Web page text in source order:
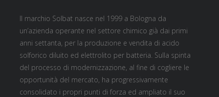
Il marchio Solbat nasce nel 1999 a Bologna da
un’azienda operante nel settore chimico già dai primi
anni settanta, per la produzione e vendita di acido
solforico diluito ed elettrolito per batteria. Sulla spinta
del processo di modernizzazione, al fine di cogliere le
opportunità del mercato, ha progressivamente
consolidato i propri punti di forza ed ampliato il suo